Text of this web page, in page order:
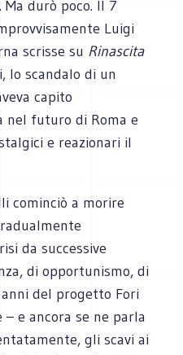
durò poco. Il 7
Luigi
scrisse su Rinascita
lo scandalo di un
capito
nel futuro di Roma e
e reazionari il
cominciò a morire
da successive
di opportunismo, di
del progetto Fori
e ancora se ne parla
gli scavi ai